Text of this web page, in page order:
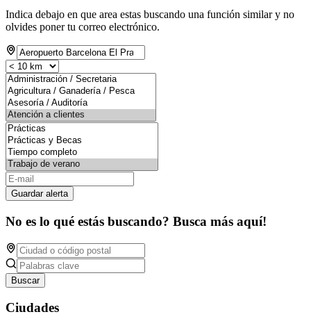
Indica debajo en que area estas buscando una función similar y no
olvides poner tu correo electrónico.
Guardar alerta
No es lo qué estás buscando? Busca más aquí!
Buscar
Ciudades